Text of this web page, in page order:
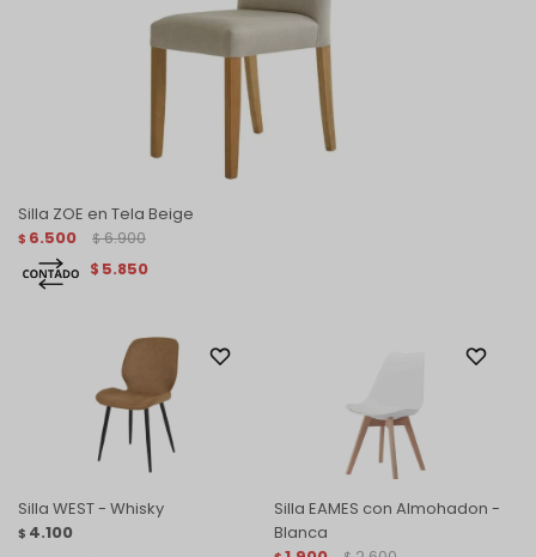
Silla ZOE en Tela Beige
$ 6.500 $ 6.900
$ 5.850
Silla WEST - Whisky
$ 4.100
Silla EAMES con Almohadon -
Blanca